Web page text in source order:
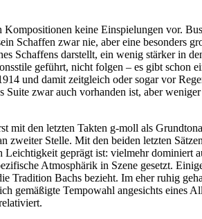
keine Einspielungen vor.
Schaffen zwar nie, aber eine besonders
Schaffens darstellt, ein wenig stärker in
geführt, nicht folgen – es gibt schon
und damit zeitgleich oder sogar vor
zwar auch vorhanden ist, aber
mit den letzten Takten g-moll als
Stelle. Mit den beiden letzten
geprägt ist: vielmehr dominiert
Atmosphärik in Szene gesetzt.
Tradition Bachs bezieht. Im eher ruhig
gemäßigte Tempowahl angesichts eines